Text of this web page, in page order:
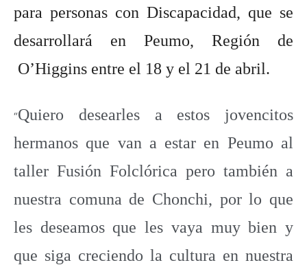
para personas con Discapacidad, que se
desarrollará en Peumo, Región de
O’Higgins entre el 18 y el 21 de abril.
“Quiero desearles a estos jovencitos
hermanos que van a estar en Peumo al
taller Fusión Folclórica pero también a
nuestra comuna de Chonchi, por lo que
les deseamos que les vaya muy bien y
que siga creciendo la cultura en nuestra